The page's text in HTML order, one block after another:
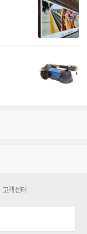
고객센터